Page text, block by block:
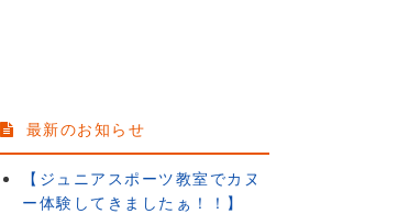
最新のお知らせ
【ジュニアスポーツ教室でカヌ
ー体験してきましたぁ！！】